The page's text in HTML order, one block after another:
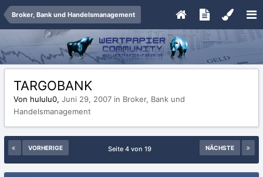
Broker, Bank und Handelsmanagement
TARGOBANK
Von hululu0, Juni 29, 2007 in Broker, Bank und
Handelsmanagement
VORHERIGE NÄCHSTE
Seite 4 von 19